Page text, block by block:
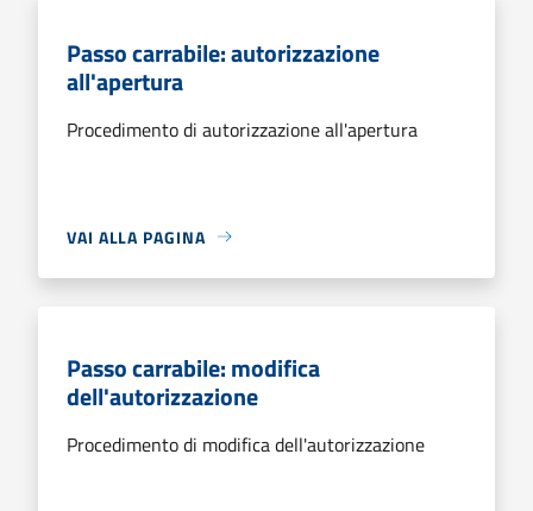
Passo carrabile: autorizzazione
all'apertura
Procedimento di autorizzazione all'apertura
VAI ALLA PAGINA
Passo carrabile: modifica
dell'autorizzazione
Procedimento di modifica dell'autorizzazione